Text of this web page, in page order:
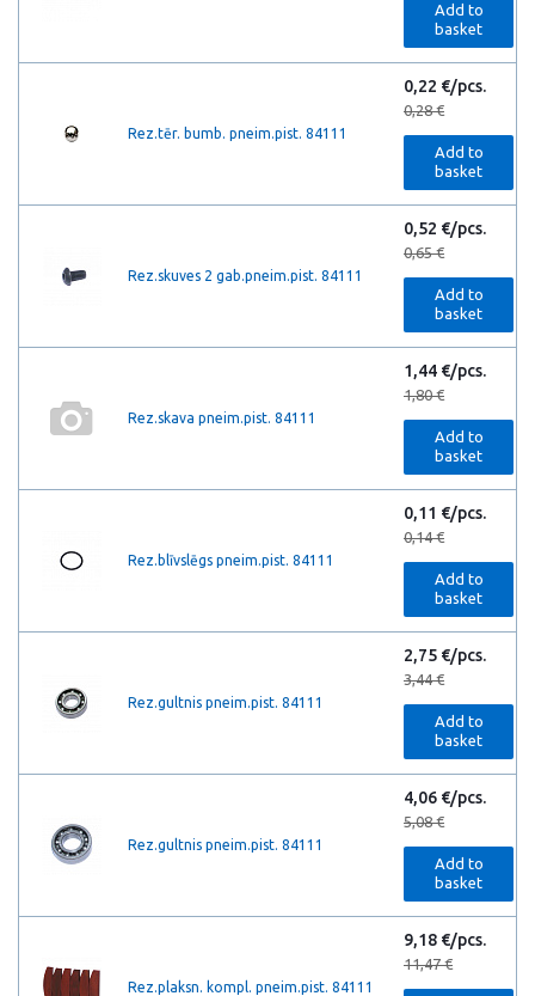
Add to
basket
Rez.tēr. bumb. pneim.pist. 84111
0,22 €/pcs.
0,28 €
Add to
basket
Rez.skuves 2 gab.pneim.pist. 84111
0,52 €/pcs.
0,65 €
Add to
basket
Rez.skava pneim.pist. 84111
1,44 €/pcs.
1,80 €
Add to
basket
Rez.blīvslēgs pneim.pist. 84111
0,11 €/pcs.
0,14 €
Add to
basket
Rez.gultnis pneim.pist. 84111
2,75 €/pcs.
3,44 €
Add to
basket
Rez.gultnis pneim.pist. 84111
4,06 €/pcs.
5,08 €
Add to
basket
Rez.plaksn. kompl. pneim.pist. 84111
9,18 €/pcs.
11,47 €